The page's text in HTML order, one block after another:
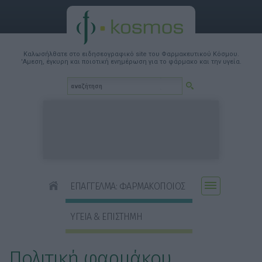
Καλωσήλθατε στο ειδησεογραφικό site του Φαρμακευτικού Κόσμου.
'Αμεση, έγκυρη και ποιοτική ενημέρωση για το φάρμακο και την υγεία.
ΕΠΑΓΓΕΛΜΑ: ΦΑΡΜΑΚΟΠΟΙΟΣ
ΥΓΕΙΑ & ΕΠΙΣΤΗΜΗ